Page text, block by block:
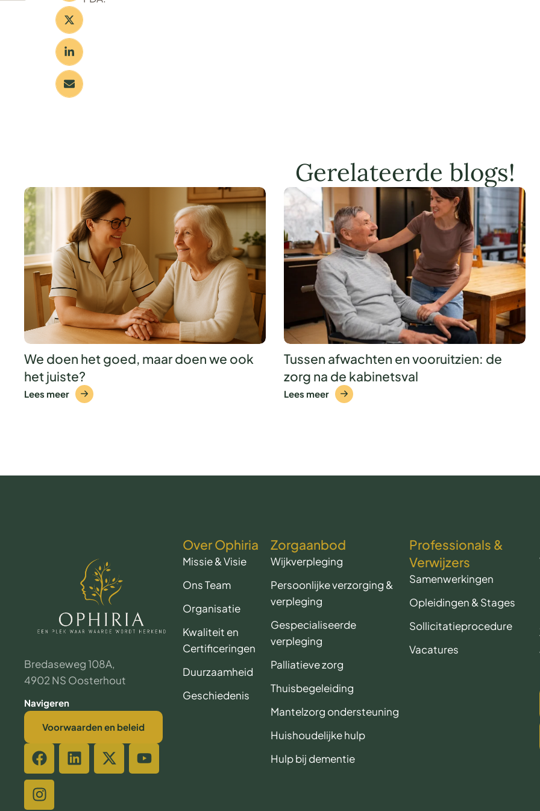
Gerelateerde blogs!
We doen het goed, maar doen we ook
het juiste?
Lees meer
Tussen afwachten en vooruitzien: de
zorg na de kabinetsval
Lees meer
Bredaseweg 108A,
4902 NS Oosterhout
Navigeren
Voorwaarden en beleid
Over Ophiria
Missie & Visie
Ons Team
Organisatie
Kwaliteit en
Certificeringen
Duurzaamheid
Geschiedenis
Zorgaanbod
Wijkverpleging
Persoonlijke verzorging &
verpleging
Gespecialiseerde
verpleging
Palliatieve zorg
Thuisbegeleiding
Mantelzorg ondersteuning
Huishoudelijke hulp
Hulp bij dementie
Professionals &
Verwijzers
Samenwerkingen
Opleidingen & Stages
Sollicitatieprocedure
Vacatures